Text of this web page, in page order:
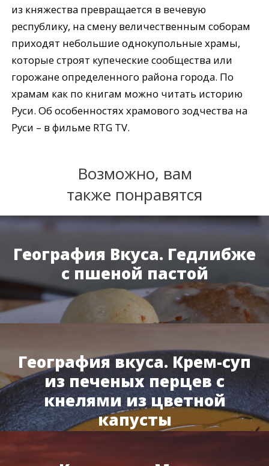
из княжества превращается в вечевую
республику, на смену величественным соборам
приходят небольшие однокупольные храмы,
которые строят купеческие сообщества или
горожане определенного района города. По
храмам как по книгам можно читать историю
Руси. Об особенностях храмового зодчества на
Руси – в фильме RTG TV.
Возможно, вам
также понравятся
География Вкуса. Гедлибже
с пшеной пастой
География вкуса. Крем-суп
из печеных перцев с
кнелями из цветной
капусты